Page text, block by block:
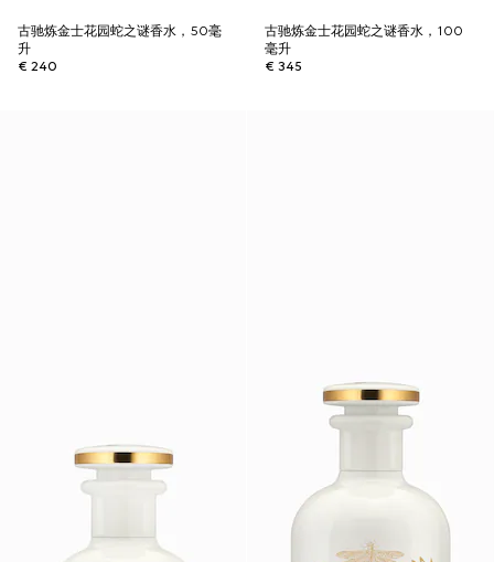
古驰炼金士花园蛇之谜香水，50毫
升
€ 240
古驰炼金士花园蛇之谜香水，100
毫升
€ 345